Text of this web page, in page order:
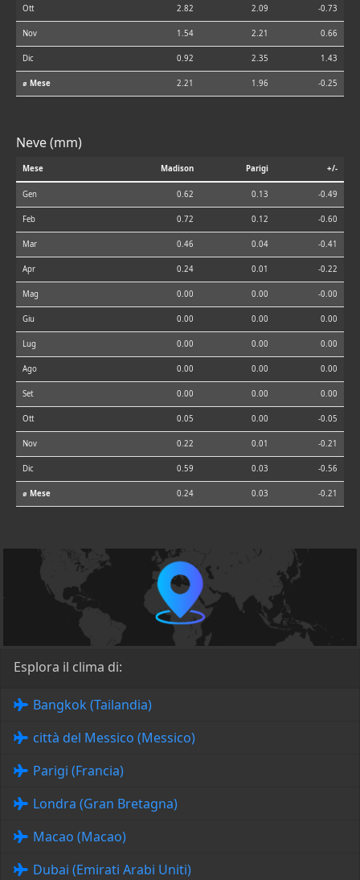
Ott 2.82 2.09 -0.73
Nov 1.54 2.21 0.66
Dic 0.92 2.35 1.43
⌀ Mese 2.21 1.96 -0.25
Neve (mm)
Mese Madison Parigi +/-
Gen 0.62 0.13 -0.49
Feb 0.72 0.12 -0.60
Mar 0.46 0.04 -0.41
Apr 0.24 0.01 -0.22
Mag 0.00 0.00 -0.00
Giu 0.00 0.00 0.00
Lug 0.00 0.00 0.00
Ago 0.00 0.00 0.00
Set 0.00 0.00 0.00
Ott 0.05 0.00 -0.05
Nov 0.22 0.01 -0.21
Dic 0.59 0.03 -0.56
⌀ Mese 0.24 0.03 -0.21
Esplora il clima di:
Bangkok (Tailandia)
città del Messico (Messico)
Parigi (Francia)
Londra (Gran Bretagna)
Macao (Macao)
Dubai (Emirati Arabi Uniti)